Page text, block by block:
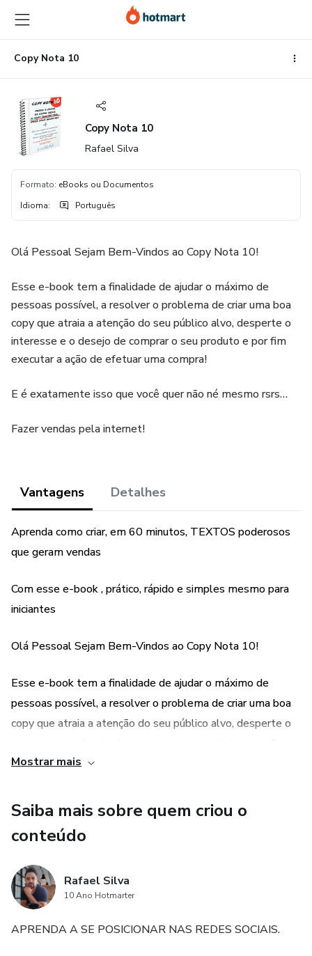
para
o
conteúdo
principal
para
o
pagamento
para
o
rodapéCopy Nota 10
Copy Nota 10
Rafael Silva
Formato: eBooks ou Documentos
Idioma: Português
Olá Pessoal Sejam Bem-Vindos ao Copy Nota 10!
Esse e-book tem a finalidade de ajudar o máximo de
pessoas possível, a resolver o problema de criar uma boa
copy que atraia a atenção do seu público alvo, desperte o
interesse e o desejo de comprar o seu produto e por fim
executar a ação de efetuar uma compra!
E é exatamente isso que você quer não né mesmo rsrs…
Fazer vendas pela internet!
Vantagens Detalhes
Aprenda como criar, em 60 minutos, TEXTOS poderosos
que geram vendas​
Com esse e-book , prático, rápido e simples mesmo para
iniciantes​
Olá Pessoal Sejam Bem-Vindos ao Copy Nota 10!
Esse e-book tem a finalidade de ajudar o máximo de
pessoas possível, a resolver o problema de criar uma boa
copy que atraia a atenção do seu público alvo, desperte o
executar a ação de efetuar uma compra!
E é exatamente isso que você quer não né mesmo rsrs…
Fazer vendas pela internet!
Mostrar mais
Saiba mais sobre quem criou o
conteúdo
Rafael Silva
10 Ano Hotmarter
APRENDA A SE POSICIONAR NAS REDES SOCIAIS.